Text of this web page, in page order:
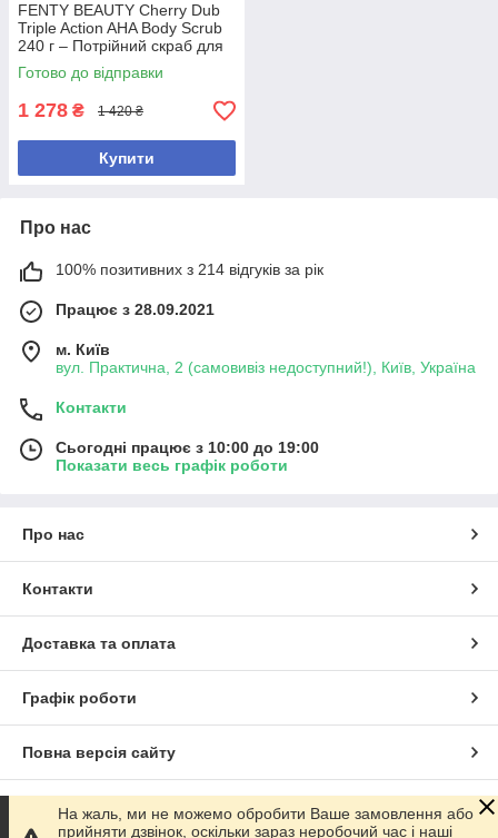
FENTY BEAUTY Cherry Dub
Triple Action AHA Body Scrub
240 г – Потрійний скраб для
тіла з AHA-кислотами та
ароматом вишні
Готово до відправки
1 278 ₴ 1 420 ₴
Купити
Про нас
100% позитивних з 214 відгуків за рік
Працює з 28.09.2021
м. Київ
вул. Практична, 2 (самовивіз недоступний!), Київ, Україна
Контакти
Сьогодні працює з 10:00 до 19:00
Показати весь графік роботи
Про нас
Контакти
Доставка та оплата
Графік роботи
Повна версія сайту
Сайт створено на маркетплейсіProm.ua
На жаль, ми не можемо обробити Ваше замовлення або
прийняти дзвінок, оскільки зараз неробочий час і наші